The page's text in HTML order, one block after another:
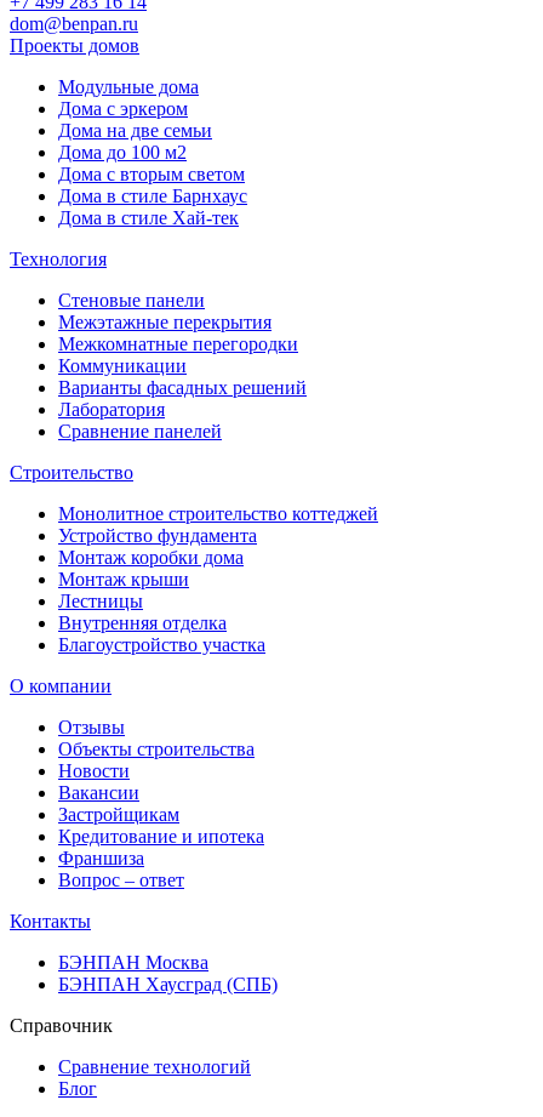
dom@benpan.ru
Проекты домов
Модульные дома
Дома с эркером
Дома на две семьи
Дома до 100 м2
Дома с вторым светом
Дома в стиле Барнхаус
Дома в стиле Хай-тек
Технология
Стеновые панели
Межэтажные перекрытия
Межкомнатные перегородки
Коммуникации
Варианты фасадных решений
Лаборатория
Сравнение панелей
Строительство
Монолитное строительство коттеджей
Устройство фундамента
Монтаж коробки дома
Монтаж крыши
Лестницы
Внутренняя отделка
Благоустройство участка
О компании
Отзывы
Объекты строительства
Новости
Вакансии
Застройщикам
Кредитование и ипотека
Франшиза
Вопрос – ответ
Контакты
БЭНПАН Москва
БЭНПАН Хаусград (СПБ)
Справочник
Сравнение технологий
Блог